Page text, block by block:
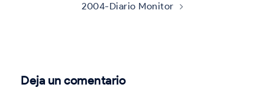
2004-Diario Monitor
Deja un comentario